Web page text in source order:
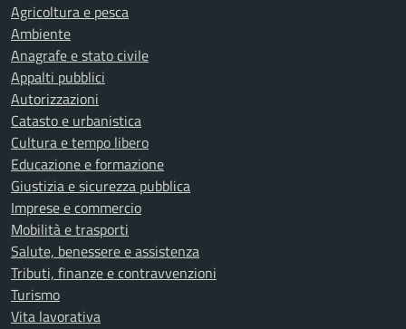
Agricoltura e pesca
Ambiente
Anagrafe e stato civile
Appalti pubblici
Autorizzazioni
Catasto e urbanistica
Cultura e tempo libero
Educazione e formazione
Giustizia e sicurezza pubblica
Imprese e commercio
Mobilità e trasporti
Salute, benessere e assistenza
Tributi, finanze e contravvenzioni
Turismo
Vita lavorativa